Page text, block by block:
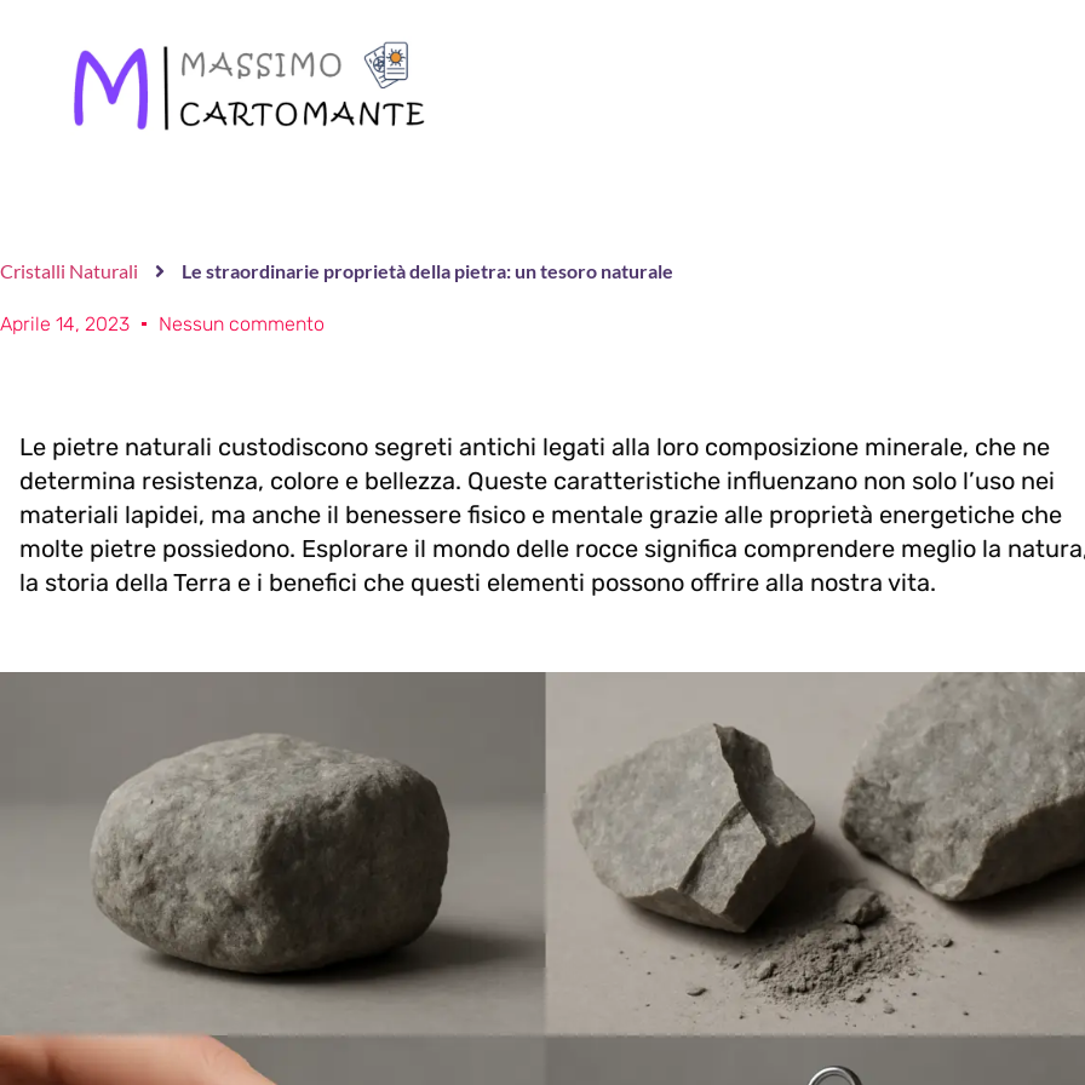
Cristalli Naturali Le straordinarie proprietà della pietra: un tesoro naturale
Aprile 14, 2023 Nessun commento
Le pietre naturali custodiscono segreti antichi legati alla loro composizione minerale, che ne
determina resistenza, colore e bellezza. Queste caratteristiche influenzano non solo l’uso nei
materiali lapidei, ma anche il benessere fisico e mentale grazie alle proprietà energetiche che
molte pietre possiedono. Esplorare il mondo delle rocce significa comprendere meglio la
la storia della Terra e i benefici che questi elementi possono offrire alla nostra vita.